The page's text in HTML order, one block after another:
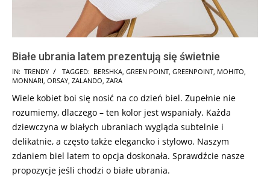
Białe ubrania latem prezentują się świetnie
2025-
02-
01
IN: TRENDY TAGGED: BERSHKA, GREEN POINT, GREENPOINT, MOHITO,
MONNARI, ORSAY, ZALANDO, ZARA
Wiele kobiet boi się nosić na co dzień biel. Zupełnie nie
rozumiemy, dlaczego – ten kolor jest wspaniały. Każda
dziewczyna w białych ubraniach wygląda subtelnie i
delikatnie, a często także elegancko i stylowo. Naszym
zdaniem biel latem to opcja doskonała. Sprawdźcie nasze
propozycje jeśli chodzi o białe ubrania.